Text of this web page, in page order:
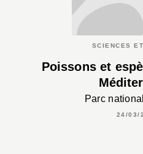
SCIENCES
Poissons et
Parc
24/03/